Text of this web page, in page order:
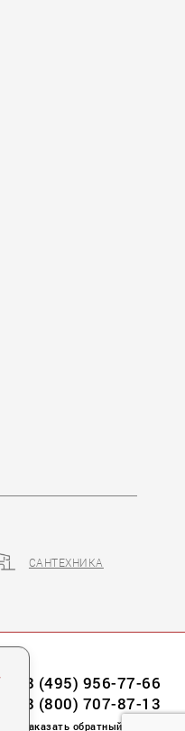
САНТЕХНИКА
8 (495) 956-77-66
8 (800) 707-87-13
заказать обратный звонок